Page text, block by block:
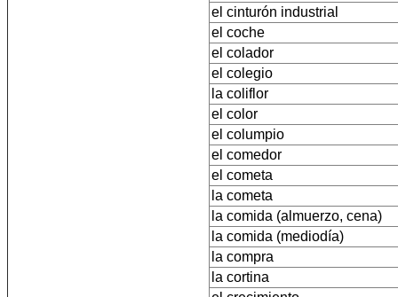
el cinturón industrial
el coche
el colador
el colegio
la coliflor
el color
el columpio
el comedor
el cometa
la cometa
la comida (almuerzo, cena)
la comida (mediodía)
la compra
la cortina